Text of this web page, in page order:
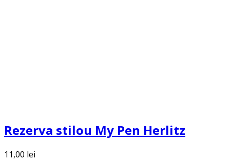
Rezerva stilou My Pen Herlitz
11,00 lei